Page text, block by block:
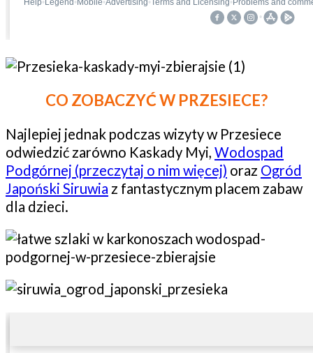
CO ZOBACZYĆ W PRZESIECE?
Najlepiej jednak podczas wizyty w Przesiece
odwiedzić zarówno Kaskady Myi, Wodospad
Podgórnej (przeczytaj o nim więcej) oraz Ogród
Japoński Siruwia z fantastycznym placem zabaw
dla dzieci.